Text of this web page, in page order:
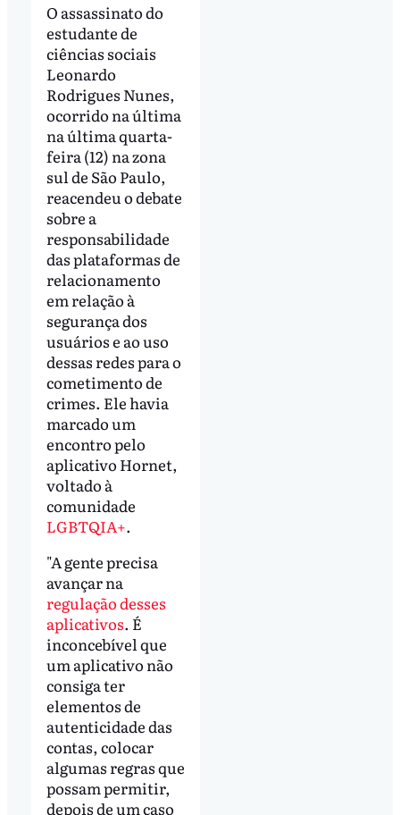
O assassinato do
estudante de
ciências sociais
Leonardo
Rodrigues Nunes,
ocorrido na última
na última quarta-
feira (12) na zona
sul de São Paulo,
reacendeu o debate
sobre a
responsabilidade
das plataformas de
relacionamento
em relação à
segurança dos
usuários e ao uso
dessas redes para o
cometimento de
crimes. Ele havia
marcado um
encontro pelo
aplicativo Hornet,
voltado à
comunidade
LGBTQIA+.
"A gente precisa
avançar na
regulação desses
aplicativos. É
inconcebível que
um aplicativo não
consiga ter
elementos de
autenticidade das
contas, colocar
algumas regras que
possam permitir,
depois de um caso